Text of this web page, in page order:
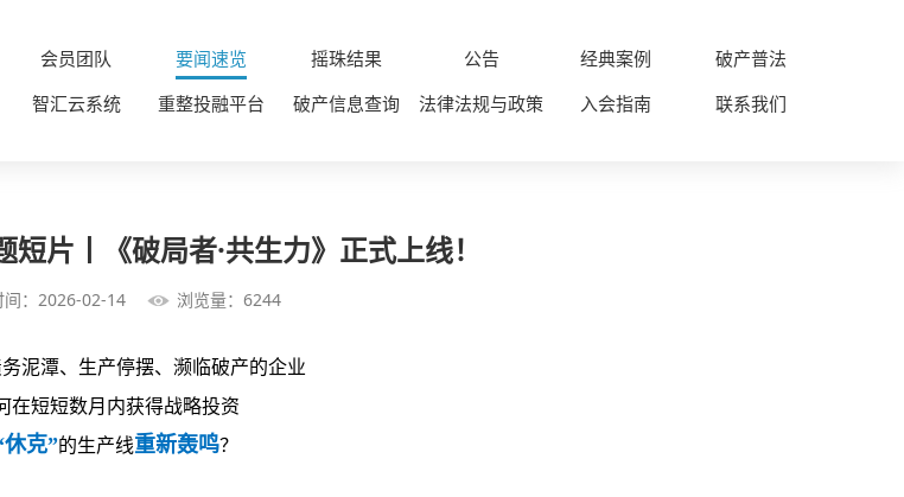
会员团队 要闻速览 摇珠结果 公告 经典案例
破产普法
智汇云系统 重整投融平台 破产信息查询 法律法规与政策 入会指南 联系我们
片丨《破局者·共生力》正式上线！
间：2026-02-14 浏览量：6244
泥潭、生产停摆、濒临破产的企业
在短短数月内获得战略投资
休克”的生产线重新轰鸣？